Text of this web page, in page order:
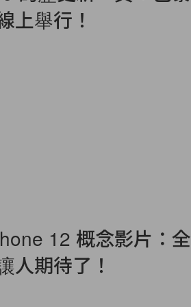
上舉行！
12 概念影片：全
人期待了！